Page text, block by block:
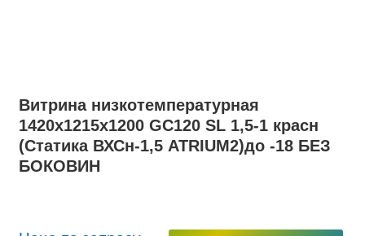
Витрина низкотемпературная
1420х1215х1200 GС120 SL 1,5-1 красн
(Статика ВХСн-1,5 ATRIUM2)до -18 БЕЗ
БОКОВИН